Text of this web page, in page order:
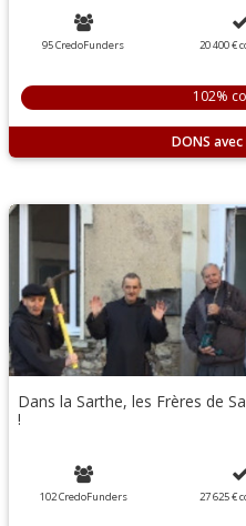
95 CredoFunders 20 400 €
102%
DONS
Dans la Sarthe, les Frères de
!
102 CredoFunders 27 625 €